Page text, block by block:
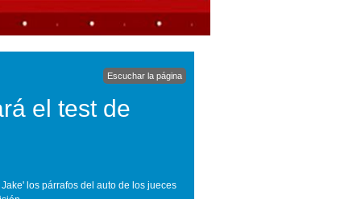
Escuchar la página
el test de
los párrafos del auto de los jueces